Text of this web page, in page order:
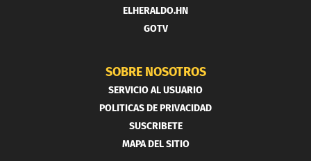
ELHERALDO.HN
GOTV
SOBRE NOSOTROS
SERVICIO AL USUARIO
POLITICAS DE PRIVACIDAD
SUSCRIBETE
MAPA DEL SITIO